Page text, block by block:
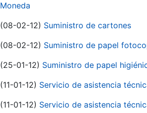
Moneda
(08-02-12) Suministro de cartones
(08-02-12) Suministro de papel
(25-01-12) Suministro de papel
(11-01-12) Servicio de asistencia
(11-01-12) Servicio de asistencia